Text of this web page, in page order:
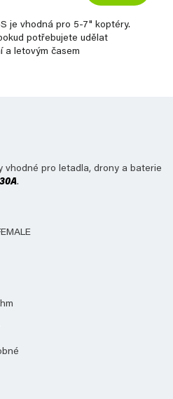
je vhodná pro 5-7" koptéry.
potřebujete udělat
a letovým časem
vhodné pro letadla, drony a baterie
30A.